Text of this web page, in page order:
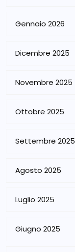
Gennaio 2026
Dicembre 2025
Novembre 2025
Ottobre 2025
Settembre 2025
Agosto 2025
Luglio 2025
Giugno 2025